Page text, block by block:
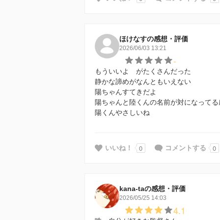
ほけなすの感想・評価
2026/06/03 13:21
-
もういいよ がたくさんだった
静かな諦めがなんともいえない
陽ちゃんすてきだよ
陽ちゃんと陸くんの名前が対になって
陽くんやさしいね
いいね！ 0 コメントする 0
kana-taの感想・評価
2026/05/25 14:03
4.1